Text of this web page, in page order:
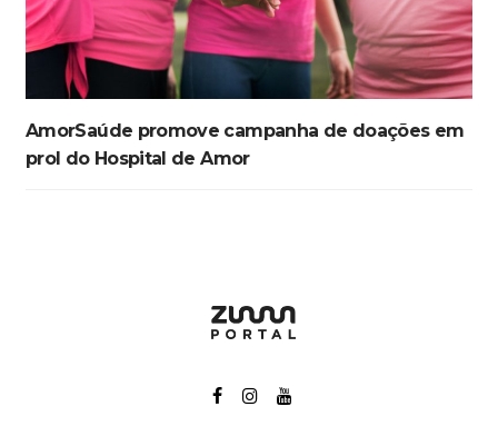
AmorSaúde promove campanha de doações em
prol do Hospital de Amor